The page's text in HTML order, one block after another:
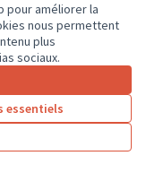
pour améliorer la
nous permettent
plus
sociaux.
essentiels
Soumis au
vote